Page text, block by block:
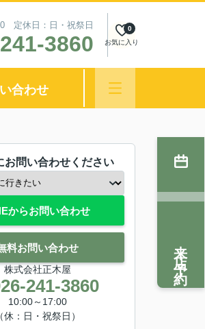
定休日：日・祝祭日
3860 お気に入り
0
合わせ
お問い合わせください
からお問い合わせ
料お問い合わせ
株式会社正木屋
241-3860
10:00～17:00
（休：日・祝祭日）
来店予約